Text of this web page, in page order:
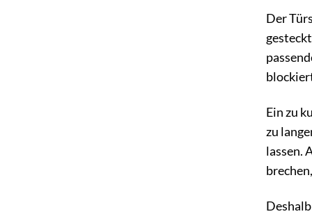
Der
Ein zu
zu
lassen.